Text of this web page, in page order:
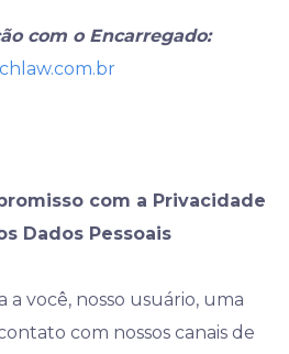
com o Encarregado:
com a Privacidade
Dados Pessoais
a você, nosso usuário, uma
com nossos canais de